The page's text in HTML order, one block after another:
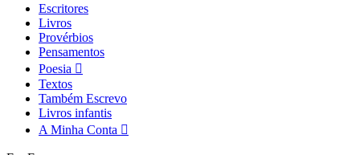
Escritores
Livros
Provérbios
Pensamentos
Poesia
Textos
Também Escrevo
Livros infantis
A Minha Conta